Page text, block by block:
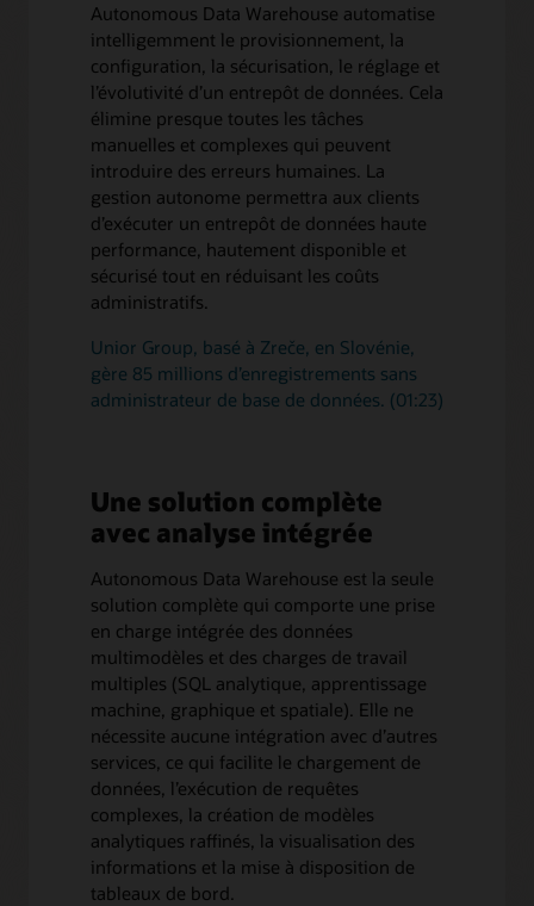
Autonomous Data Warehouse automatise
intelligemment le provisionnement, la
configuration, la sécurisation, le réglage et
l’évolutivité d’un entrepôt de données. Cela
élimine presque toutes les tâches
manuelles et complexes qui peuvent
introduire des erreurs humaines. La
gestion autonome permettra aux clients
d’exécuter un entrepôt de données haute
performance, hautement disponible et
sécurisé tout en réduisant les coûts
administratifs.
Unior Group, basé à Zreče, en Slovénie,
gère 85 millions d’enregistrements sans
administrateur de base de données. (01:23)
Une solution complète
avec analyse intégrée
Autonomous Data Warehouse est la seule
solution complète qui comporte une prise
en charge intégrée des données
multimodèles et des charges de travail
multiples (SQL analytique, apprentissage
machine, graphique et spatiale). Elle ne
nécessite aucune intégration avec d’autres
services, ce qui facilite le chargement de
données, l’exécution de requêtes
complexes, la création de modèles
analytiques raffinés, la visualisation des
informations et la mise à disposition de
tableaux de bord.